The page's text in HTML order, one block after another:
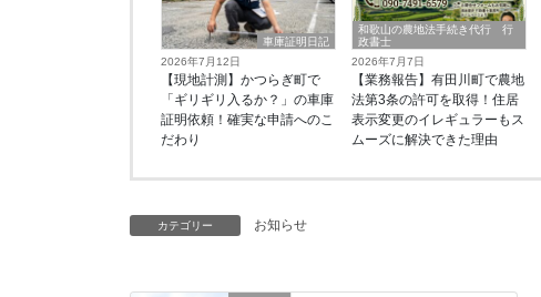
車庫証明日記
2026年7月12日
【現地計測】かつらぎ町で
「ギリギリ入るか？」の車庫
証明依頼！確実な申請へのこ
だわり
和歌山の農地法手続き代行 行
政書士
2026年7月7日
【業務報告】有田川町で農地
法第3条の許可を取得！住居
表示変更のイレギュラーもス
ムーズに解決できた理由
カテゴリー お知らせ